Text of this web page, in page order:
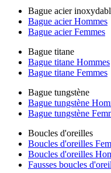
Bague acier
Bague acier Hommes
Bague acier Femmes
Bague titane
Bague titane Hommes
Bague titane Femmes
Bague tungstène
Bague tungstène
Bague tungstène
Boucles d'oreilles
Boucles d'oreilles
Boucles d'oreilles
Fausses boucles